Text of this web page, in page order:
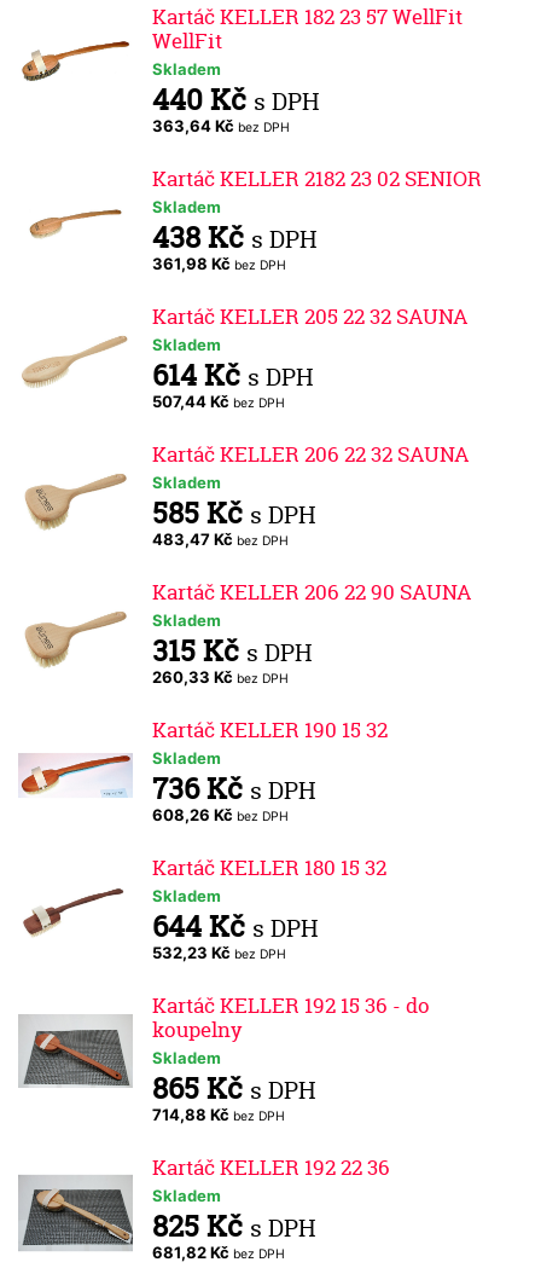
Kartáč KELLER 182 23 57 WellFit
WellFit
Skladem
440 Kč s DPH
363,64 Kč bez DPH
Kartáč KELLER 2182 23 02 SENIOR
Skladem
438 Kč s DPH
361,98 Kč bez DPH
Kartáč KELLER 205 22 32 SAUNA
Skladem
614 Kč s DPH
507,44 Kč bez DPH
Kartáč KELLER 206 22 32 SAUNA
Skladem
585 Kč s DPH
483,47 Kč bez DPH
Kartáč KELLER 206 22 90 SAUNA
Skladem
315 Kč s DPH
260,33 Kč bez DPH
Kartáč KELLER 190 15 32
Skladem
736 Kč s DPH
608,26 Kč bez DPH
Kartáč KELLER 180 15 32
Skladem
644 Kč s DPH
532,23 Kč bez DPH
Kartáč KELLER 192 15 36 - do
koupelny
Skladem
865 Kč s DPH
714,88 Kč bez DPH
Kartáč KELLER 192 22 36
Skladem
825 Kč s DPH
681,82 Kč bez DPH